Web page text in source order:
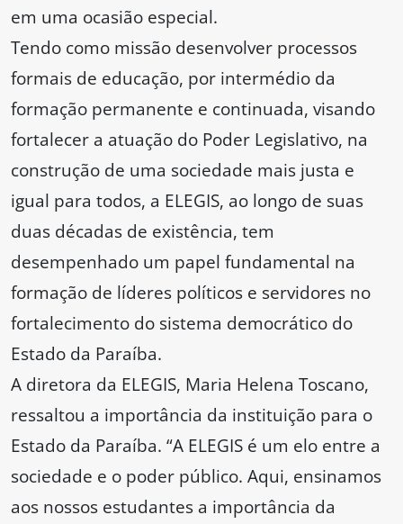
em uma ocasião especial.
Tendo como missão desenvolver processos
formais de educação, por intermédio da
formação permanente e continuada, visando
fortalecer a atuação do Poder Legislativo, na
construção de uma sociedade mais justa e
igual para todos, a ELEGIS, ao longo de suas
duas décadas de existência, tem
desempenhado um papel fundamental na
formação de líderes políticos e servidores no
fortalecimento do sistema democrático do
Estado da Paraíba.
A diretora da ELEGIS, Maria Helena Toscano,
ressaltou a importância da instituição para o
Estado da Paraíba. “A ELEGIS é um elo entre a
sociedade e o poder público. Aqui, ensinamos
aos nossos estudantes a importância da